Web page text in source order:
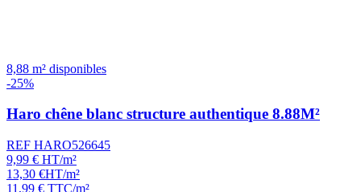
8,88 m² disponibles
-25%
Haro chêne blanc structure authentique 8.88M²
REF HARO526645
9,99 € HT/m²
13,30 €HT/m²
11,99 € TTC/m²